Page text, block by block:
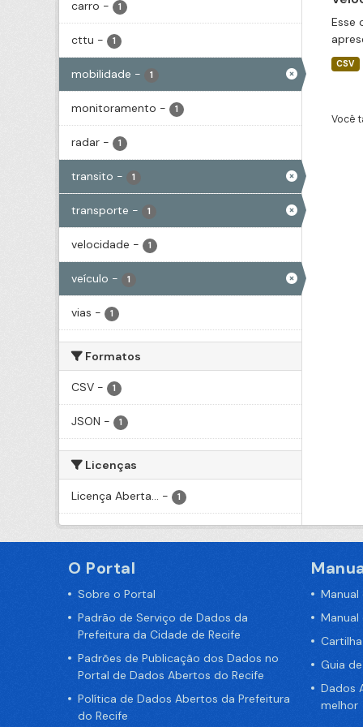
carro - 1
cttu - 1
mobilidade - 1
monitoramento - 1
radar - 1
transito - 1
transporte - 1
velocidade - 1
veículo - 1
vias - 1
Formatos
CSV - 1
JSON - 1
Licenças
Licença Aberta... - 1
Esse
CSV
Você
O Portal
Sobre o Portal
Padrão de Serviço de Dados da
Prefeitura da Cidade de Recife
Padrões de Publicação dos Dados no
Portal de Dados Abertos do Recife
Política de Dados Abertos da Prefeitura
do Recife
Guia
Dados
melhor